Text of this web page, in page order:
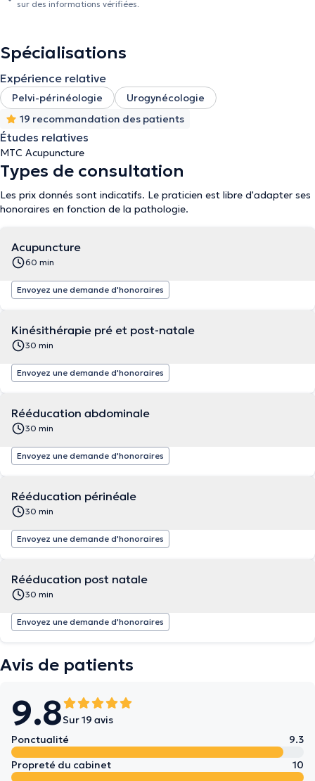
prolapsus, rééducation vésicale, pré-postpartum, troubles sexo,
sur des informations vérifiées.
Spécialisations
Expérience relative
Pelvi-périnéologie
Urogynécologie
19 recommandation des patients
Études relatives
MTC Acupuncture
Types de consultation
Les prix donnés sont indicatifs. Le praticien est libre d'adapter ses
honoraires en fonction de la pathologie.
Acupuncture
60 min
Envoyez une demande d'honoraires
Kinésithérapie pré et post-natale
30 min
Envoyez une demande d'honoraires
Rééducation abdominale
30 min
Envoyez une demande d'honoraires
Rééducation périnéale
30 min
Envoyez une demande d'honoraires
Rééducation post natale
30 min
Envoyez une demande d'honoraires
Avis de patients
9.8Sur 19 avis
Ponctualité
9.3
Propreté du cabinet
10